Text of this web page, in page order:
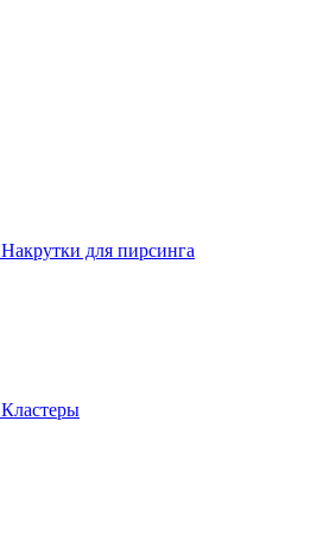
Накрутки для пирсинга
Кластеры